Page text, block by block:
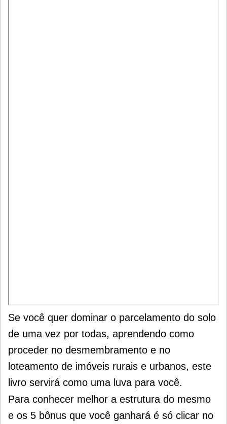
Se você quer dominar o parcelamento do solo
de uma vez por todas, aprendendo como
proceder no desmembramento e no
loteamento de imóveis rurais e urbanos, este
livro servirá como uma luva para você.
Para conhecer melhor a estrutura do mesmo
e os 5 bônus que você ganhará é só clicar no